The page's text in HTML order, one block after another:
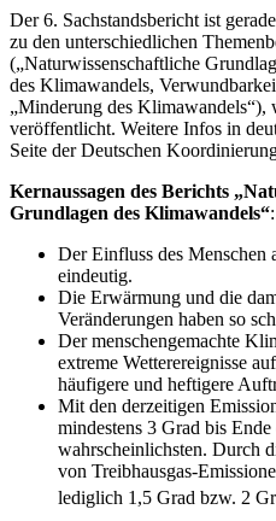
Der 6. Sachstandsbericht ist
zu den unterschiedlichen
(„Naturwissenschaftliche
des Klimawandels,
„Minderung des Klimawandels“),
veröffentlicht. Weitere Infos in
Seite der Deutschen
Kernaussagen des Berichts
Grundlagen des Klimawandels“:
Der Einfluss des Menschen
eindeutig.
Die Erwärmung und die
Veränderungen haben so
Der menschengemachte
extreme Wetterereignisse
häufigere und heftigere
Mit den derzeitigen
mindestens 3 Grad bis
wahrscheinlichsten. Durch
von Treibhausgas-
lediglich 1,5 Grad bzw. 2